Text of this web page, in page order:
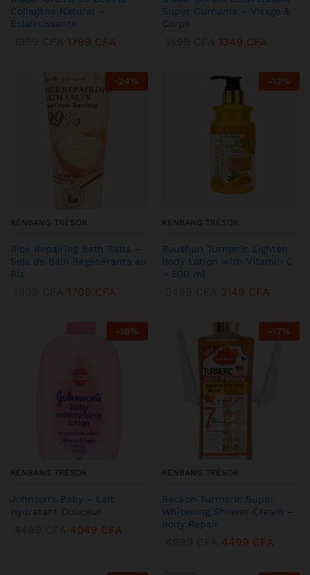
Collagène Naturel –
Éclaircissante
1799 CFA
Super Curcuma – Visage &
Corps
1349 CFA
-24%
KENBANG TRÉSOR
Rice Repairing Bath Salts –
Sels de Bain Régénérants au
Riz
1709 CFA
-13%
KENBANG TRÉSOR
Roushun Turmeric Lighten
Body Lotion with Vitamin C
– 500 ml
3149 CFA
-18%
KENBANG TRÉSOR
Johnson’s Baby – Lait
Hydratant Douceur
4049 CFA
-17%
KENBANG TRÉSOR
Beckon Turmeric Super
Whitening Shower Cream –
Body Repair
4499 CFA